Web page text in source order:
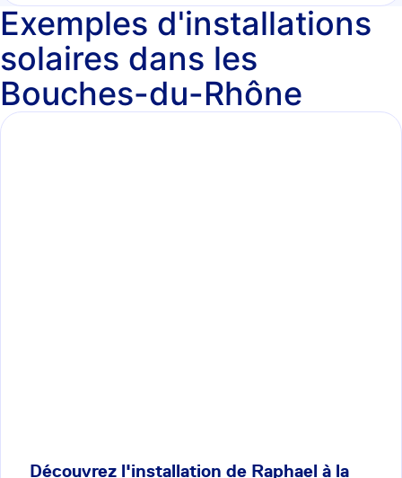
Exemples d'installations
solaires dans les
Bouches-du-Rhône
Découvrez l'installation de Raphael à la